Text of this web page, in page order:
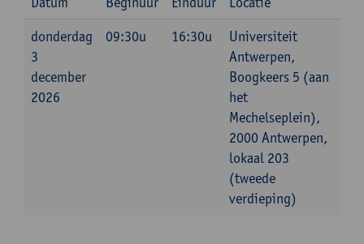
donderdag
3
december
2026
09:30u 16:30u
Universiteit
Antwerpen,
Boogkeers 5 (aan
het
Mechelseplein),
2000 Antwerpen,
lokaal 203
(tweede
verdieping)